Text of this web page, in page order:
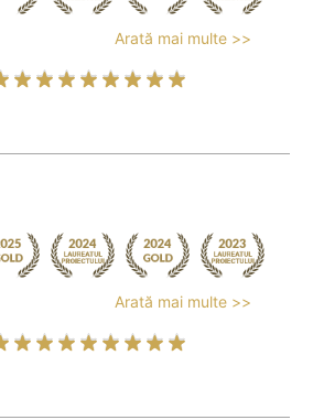
Arată mai multe >>
Arată mai multe >>